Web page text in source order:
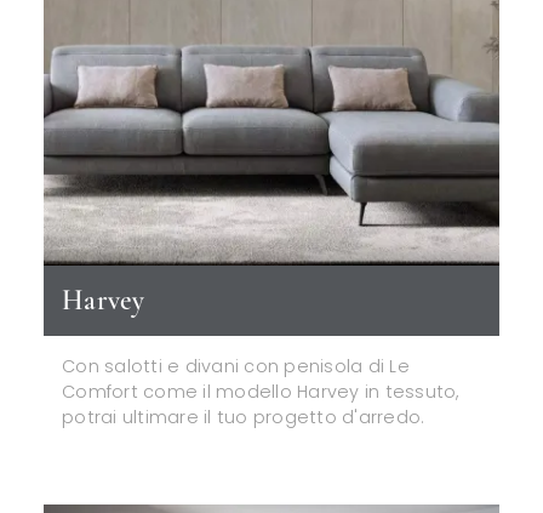
Harvey
Con salotti e divani con penisola di Le
Comfort come il modello Harvey in tessuto,
potrai ultimare il tuo progetto d'arredo.